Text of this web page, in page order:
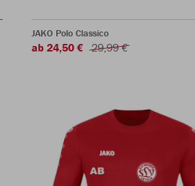
JAKO Polo Classico
ab 24,50 € 29,99 €